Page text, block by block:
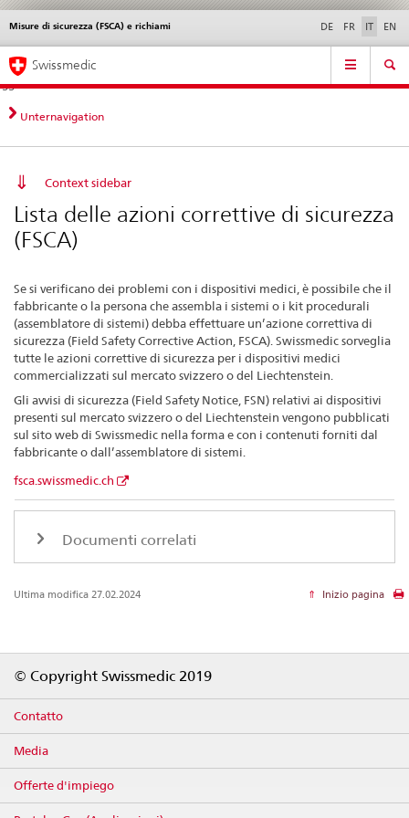
Navigazione
diretta:
novità,
aspetti
contatto
Novità &
norme
Contatto | Supporto &
aiuto
Misure di sicurezza (FSCA) e richiami DE FR IT EN
Service
Navigation
Swissmedic
Unternavigation
Context sidebar
Lista delle azioni correttive di sicurezza
(FSCA)
Se si verificano dei problemi con i dispositivi medici, è possibile che il
fabbricante o la persona che assembla i sistemi o i kit procedurali
(assemblatore di sistemi) debba effettuare un’azione correttiva di
sicurezza (Field Safety Corrective Action, FSCA). Swissmedic sorveglia
tutte le azioni correttive di sicurezza per i dispositivi medici
commercializzati sul mercato svizzero o del Liechtenstein.
Gli avvisi di sicurezza (Field Safety Notice, FSN) relativi ai dispositivi
presenti sul mercato svizzero o del Liechtenstein vengono pubblicati
sul sito web di Swissmedic nella forma e con i contenuti forniti dal
fabbricante o dall’assemblatore di sistemi.
fsca.swissmedic.ch
Documenti correlati
Ultima modifica 27.02.2024 Inizio pagina
© Copyright Swissmedic 2019
Contatto
Media
Offerte d'impiego